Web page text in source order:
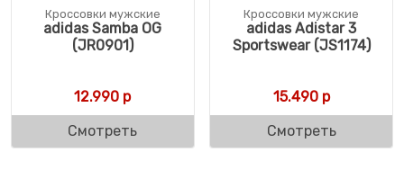
Кроссовки мужские
adidas Samba OG
(JR0901)
12.990 р
Смотреть
Кроссовки мужские
adidas Adistar 3
Sportswear (JS1174)
15.490р
Смотреть